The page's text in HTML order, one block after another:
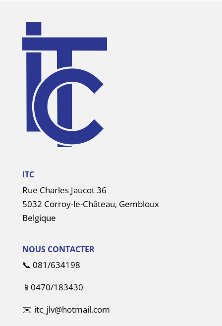
ITC
Rue Charles Jaucot 36
5032 Corroy-le-Château, Gembloux
Belgique
NOUS CONTACTER
📞 081/634198
📱 0470/183430
✉️ itc_jlv@hotmail.com